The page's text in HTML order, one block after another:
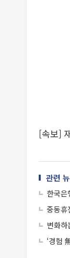
[속보]
관련
한국
중동휴
변화하
‘경험